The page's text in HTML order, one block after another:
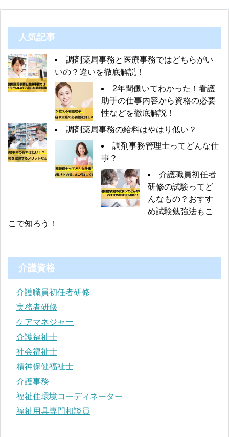
人気記事
調剤薬局事務と医療事務ではどちらがい
いの？違いを徹底解説！
2年間働いてわかった！看護
助手の仕事内容から資格の必要
性などを徹底解説！
調剤薬局事務の給料はやはり低い？
調剤事務管理士ってどんな仕
事？
介護職員初任者
研修の試験ってど
んなもの？おすす
め試験勉強法もこ
こで知ろう！
介護資格
介護職員初任者研修
実務者研修
ケアマネジャー
介護福祉士
社会福祉士
精神保健福祉士
介護事務
福祉住環境コーディネーター
福祉用具専門相談員